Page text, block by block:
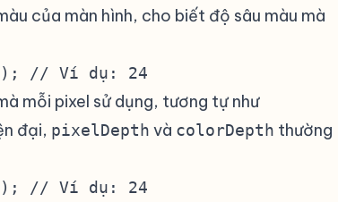
của màn hình, cho biết độ sâu màu mà
// Ví dụ: 24
mỗi pixel sử dụng, tương tự như
đại, pixelDepth và colorDepth thường
// Ví dụ: 24